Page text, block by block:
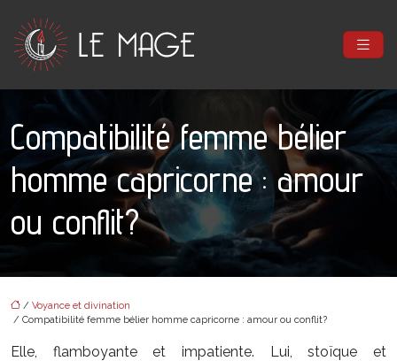
Compatibilité femme bélier
homme capricorne : amour
ou conflit?
/ Voyance et divination
/ Compatibilité femme bélier homme capricorne : amour ou conflit?
Elle, flamboyante et impatiente. Lui, stoïque et